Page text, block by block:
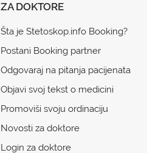
ZA DOKTORE
Šta je Stetoskop.info Booking?
Postani Booking partner
Odgovaraj na pitanja pacijenata
Objavi svoj tekst o medicini
Promoviši svoju ordinaciju
Novosti za doktore
Login za doktore